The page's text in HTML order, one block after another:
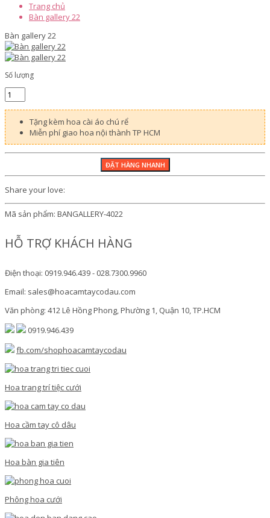
Trang chủ
Bàn gallery 22
Bàn gallery 22
Số lượng
Tặng kèm hoa cài áo chú rể
Miễn phí giao hoa nội thành TP HCM
Share your love:
Mã sản phẩm: BANGALLERY-4022
HỖ TRỢ KHÁCH HÀNG
Điện thoại: 0919.946.439 - 028.7300.9960
Email: sales@hoacamtaycodau.com
Văn phòng: 412 Lê Hồng Phong, Phường 1, Quận 10, TP.HCM
0919.946.439
fb.com/shophoacamtaycodau
Hoa trang trí tiệc cưới
Hoa cầm tay cô dâu
Hoa bàn gia tiên
Phông hoa cưới